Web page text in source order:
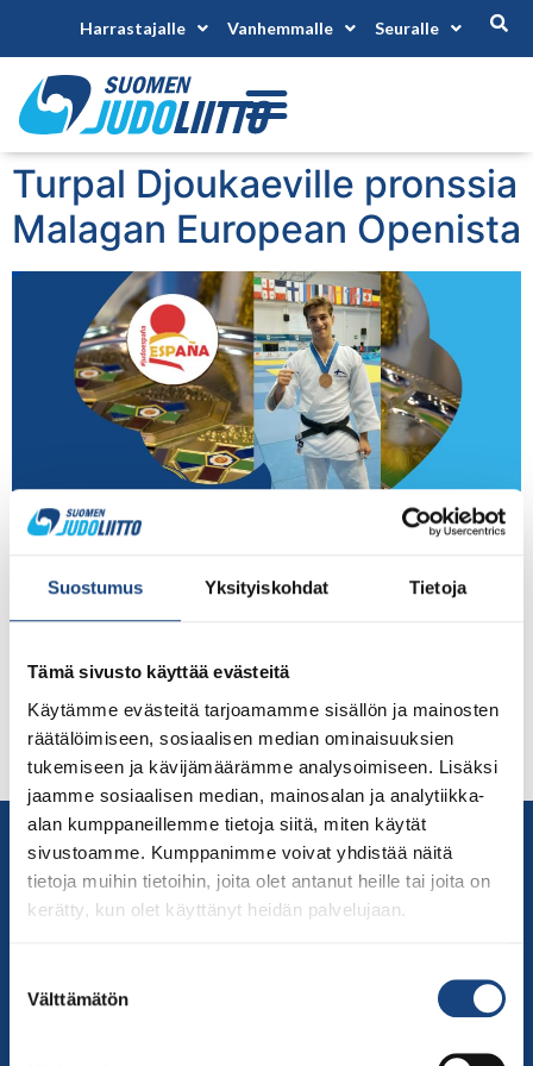
Suostumus Yksityiskohdat Tietoja
Tämä sivusto käyttää evästeitä
Käytämme evästeitä tarjoamamme sisällön ja mainosten
räätälöimiseen, sosiaalisen median ominaisuuksien
tukemiseen ja kävijämäärämme analysoimiseen. Lisäksi
jaamme sosiaalisen median, mainosalan ja analytiikka-
alan kumppaneillemme tietoja siitä, miten käytät
sivustoamme. Kumppanimme voivat yhdistää näitä
tietoja muihin tietoihin, joita olet antanut heille tai joita on
kerätty, kun olet käyttänyt heidän palvelujaan.
valinta
Välttämätön
Harrastajalle Vanhemmalle Seuralle
Turpal Djoukaeville pronssia
Malagan European Openista
Turpal Djoukaev (Hämeenlinnan Judoseura) otteli
tänään upeasti pronssille European Open -turnauksessa
painoluokassa. Sarjassa oli 48 urheilijaa. Turpal voitti
vastustajat tänään helponnäköisesti monilla Ippon-
saakka voittaen ensin ensimmäisen kierroksen
avausottelussaan isäntämaa Espanjan Aitor Goikoetxea
Alonson. Toinen ottelu ei ehti edetä vain minuutin
Monacon Cedri Bessiä […]
Yhteystiedot
Suomen Judoliitto
Olympiastadion